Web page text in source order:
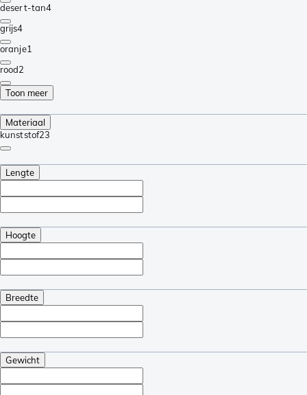
desert-tan4
grijs4
oranje1
rood2
Toon meer
Materiaal
kunststof23
Lengte
Hoogte
Breedte
Gewicht